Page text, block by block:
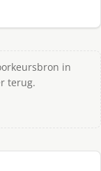
in
terug.